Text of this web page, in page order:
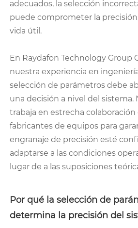
adecuados, la selección
puede comprometer la
vida útil.
En Raydafon Technology Group
nuestra experiencia en
selección de parámetros debe
una decisión a nivel del sistema.
trabaja en estrecha colaboración
fabricantes de equipos para
engranaje de precisión esté
adaptarse a las condiciones
lugar de a las suposiciones
Por qué la selección de
determina la precisión del